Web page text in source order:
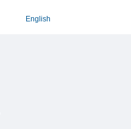
English